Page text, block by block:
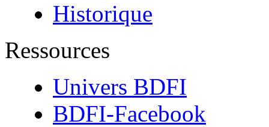
Historique
Ressources
Univers BDFI
BDFI-Facebook